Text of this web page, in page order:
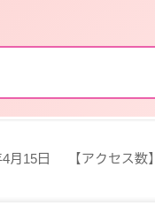
月15日 【アクセス数】